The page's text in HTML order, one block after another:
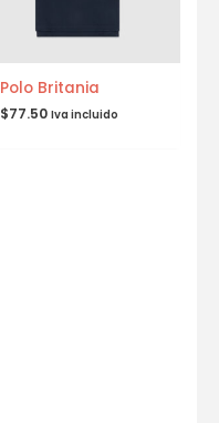
Polo Britania
$77.50 Iva incluido